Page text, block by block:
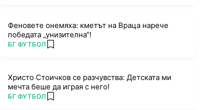
Феновете онемяха: кметът на Враца нарече
победата „унизителна“!
ПОВЕЧЕ ОТ
БГ ФУТБОЛ add favorites
Христо Стоичков се разчувства: Детската ми
мечта беше да играя с него!
ПОВЕЧЕ ОТ
БГ ФУТБОЛ add favorites